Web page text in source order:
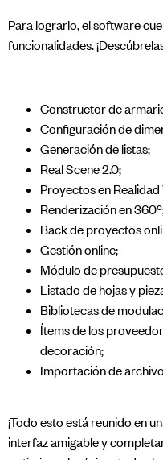
Para lograrlo, el software
funcionalidades.
Constructor de
Configuración de
Generación de listas;
Real Scene 2.0;
Proyectos en
Renderización en
Back de proyectos
Gestión online;
Módulo de
Listado de hojas y
Bibliotecas de
Ítems de los
decoración;
Importación de
¡Todo esto está reunido en
interfaz amigable y